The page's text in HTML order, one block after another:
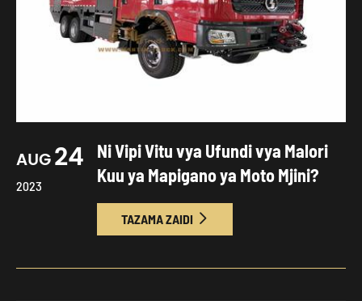
AUG24
2023
Ni Vipi Vitu vya Ufundi vya Malori
Kuu ya Mapigano ya Moto Mjini?
TAZAMA ZAIDI 